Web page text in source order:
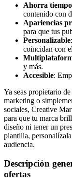
Ahorra
contenido con
Apariencias
para que tus
Personalizable
coincidan con
y más.
Accesible:
Ya seas propietario
marketing o
sociales, Creative
para que tu marca
diseño ni tener un
plantilla,
audiencia.
Descripción
ofertas